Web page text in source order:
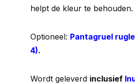
helpt de kleur te behouden.
Optioneel: Pantagruel
4).
Wordt geleverd inclusief